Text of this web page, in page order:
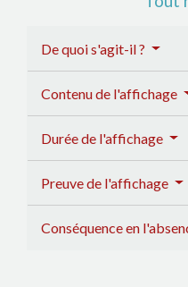
De quoi s'agit-il ?
Contenu de l'affichage
Durée de l'affichage
Preuve de l'affichage
Conséquence en